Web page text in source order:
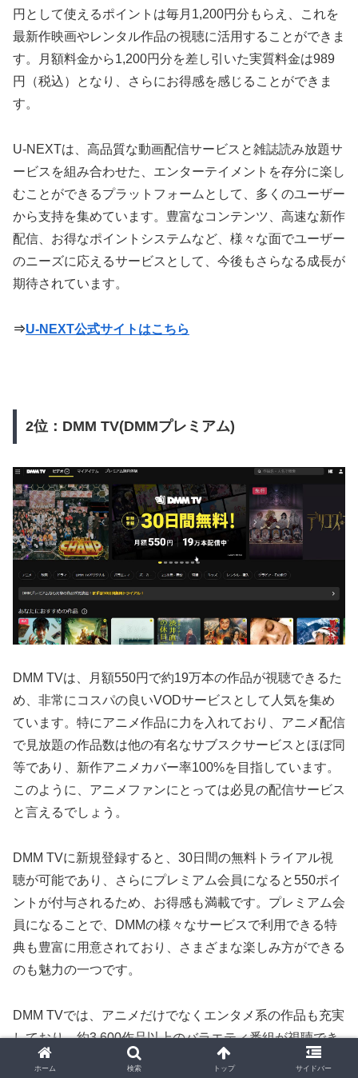
円として使えるポイントは毎月1,200円分もらえ、これを
最新作映画やレンタル作品の視聴に活用することができま
す。月額料金から1,200円分を差し引いた実質料金は989
円（税込）となり、さらにお得感を感じることができま
す。
U-NEXTは、高品質な動画配信サービスと雑誌読み放題サ
ービスを組み合わせた、エンターテイメントを存分に楽し
むことができるプラットフォームとして、多くのユーザー
から支持を集めています。豊富なコンテンツ、高速な新作
配信、お得なポイントシステムなど、様々な面でユーザー
のニーズに応えるサービスとして、今後もさらなる成長が
期待されています。
⇒U-NEXT公式サイトはこちら
2位：DMM TV(DMMプレミアム)
DMM TVは、月額550円で約19万本の作品が視聴できるた
め、非常にコスパの良いVODサービスとして人気を集め
ています。特にアニメ作品に力を入れており、アニメ配信
で見放題の作品数は他の有名なサブスクサービスとほぼ同
等であり、新作アニメカバー率100%を目指しています。
このように、アニメファンにとっては必見の配信サービス
と言えるでしょう。
DMM TVに新規登録すると、30日間の無料トライアル視
聴が可能であり、さらにプレミアム会員になると550ポイ
ントが付与されるため、お得感も満載です。プレミアム会
員になることで、DMMの様々なサービスで利用できる特
典も豊富に用意されており、さまざまな楽しみ方ができる
のも魅力の一つです。
DMM TVでは、アニメだけでなくエンタメ系の作品も充実
しており、約3,600作品以上のバラエティ番組が視聴でき
ます。その他にも、映画や漫画、英会話など様々なコンテ
ホーム 検索 トップ サイドバー